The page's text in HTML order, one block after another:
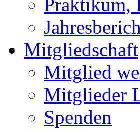
Praktikum,
Mitgliedschaft
Mitglied
Mitglieder
Spenden